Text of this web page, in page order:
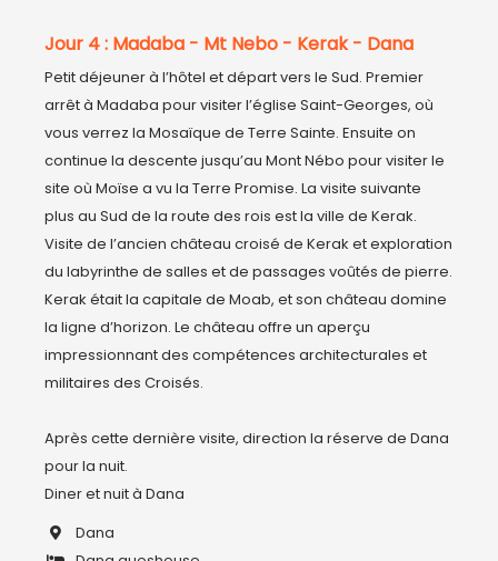
Jour 4 : Madaba - Mt Nebo - Kerak - Dana
Petit déjeuner à l’hôtel et départ vers le Sud. Premier
arrêt à Madaba pour visiter l’église Saint-Georges, où
vous verrez la Mosaïque de Terre Sainte. Ensuite on
continue la descente jusqu’au Mont Nébo pour visiter le
site où Moïse a vu la Terre Promise. La visite suivante
plus au Sud de la route des rois est la ville de Kerak.
Visite de l’ancien château croisé de Kerak et exploration
du labyrinthe de salles et de passages voûtés de pierre.
Kerak était la capitale de Moab, et son château domine
la ligne d’horizon. Le château offre un aperçu
impressionnant des compétences architecturales et
militaires des Croisés.
Après cette dernière visite, direction la réserve de Dana
pour la nuit.
Dana